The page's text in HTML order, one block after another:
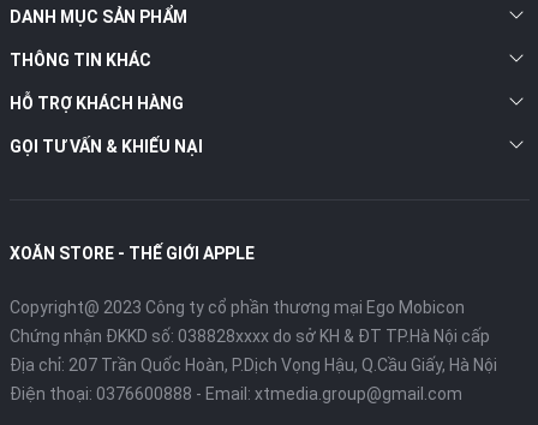
DANH MỤC SẢN PHẨM
THÔNG TIN KHÁC
HỖ TRỢ KHÁCH HÀNG
GỌI TƯ VẤN & KHIẾU NẠI
XOĂN STORE - THẾ GIỚI APPLE
Copyright@ 2023 Công ty cổ phần thương mại Ego Mobicon
Chứng nhận ĐKKD số: 038828xxxx do sở KH & ĐT TP.Hà Nội cấp
Địa chỉ: 207 Trần Quốc Hoàn, P.Dịch Vọng Hậu, Q.Cầu Giấy, Hà Nội
Điện thoại: 0376600888 - Email: xtmedia.group@gmail.com